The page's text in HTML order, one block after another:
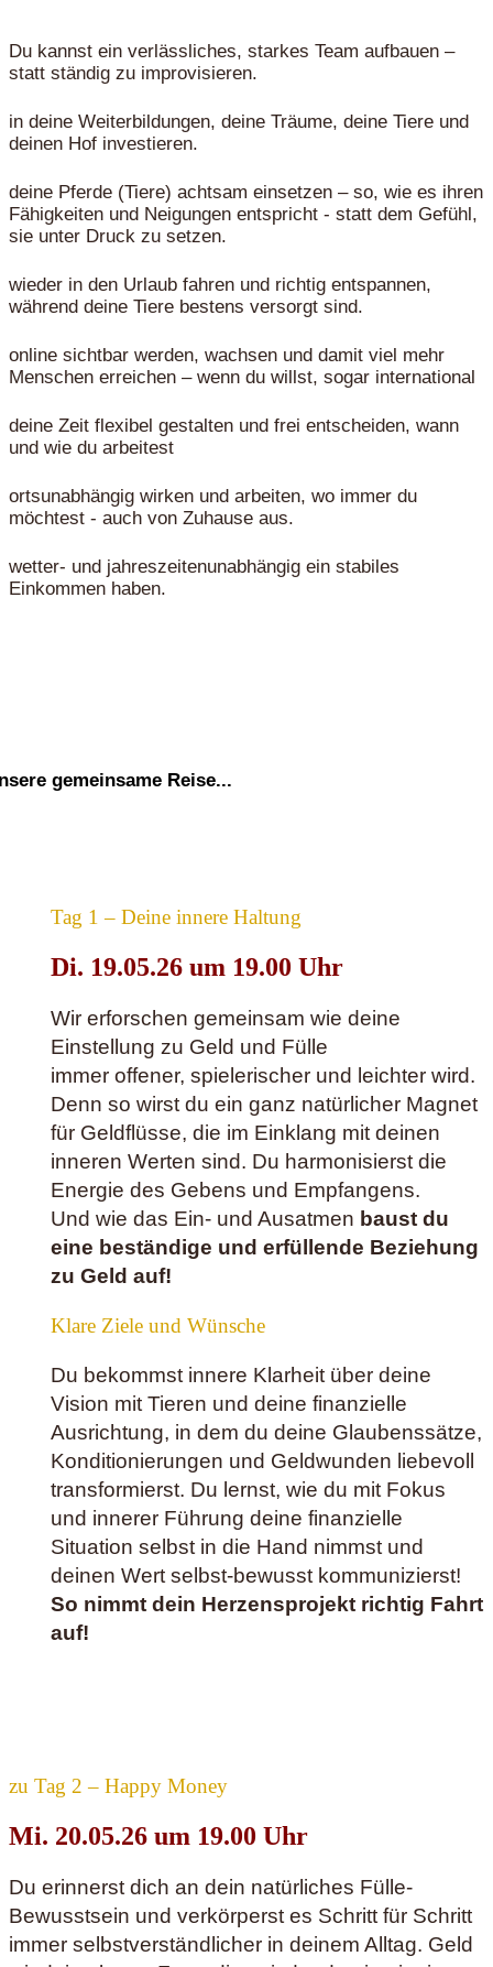
Du kannst ein verlässliches, starkes Team aufbauen –
statt ständig zu improvisieren.
in deine Weiterbildungen, deine Träume, deine Tiere und
deinen Hof investieren.
deine Pferde (Tiere) achtsam einsetzen – so, wie es ihren
Fähigkeiten und Neigungen entspricht - statt dem Gefühl,
sie unter Druck zu setzen.
wieder in den Urlaub fahren und richtig entspannen,
während deine Tiere bestens versorgt sind.
online sichtbar werden, wachsen und damit viel mehr
Menschen erreichen – wenn du willst, sogar international
deine Zeit flexibel gestalten und frei entscheiden, wann
und wie du arbeitest
ortsunabhängig wirken und arbeiten, wo immer du
möchtest - auch von Zuhause aus.
wetter- und jahreszeitenunabhängig ein stabiles
Einkommen haben.
gemeinsame Reise...
Tag 1 – Deine innere Haltung
Di. 19.05.26 um 19.00 Uhr
Wir erforschen gemeinsam wie deine
Einstellung zu Geld und Fülle
immer offener, spielerischer und leichter wird.
Denn so wirst du ein ganz natürlicher Magnet
für Geldflüsse, die im Einklang mit deinen
inneren Werten sind. Du harmonisierst die
Energie des Gebens und Empfangens.
Und wie das Ein- und Ausatmen baust du
eine beständige und erfüllende Beziehung
zu Geld auf!
Klare Ziele und Wünsche
Du bekommst innere Klarheit über deine
Vision mit Tieren und deine finanzielle
Ausrichtung, in dem du deine Glaubenssätze,
Konditionierungen und Geldwunden liebevoll
transformierst. Du lernst, wie du mit Fokus
und innerer Führung deine finanzielle
Situation selbst in die Hand nimmst und
deinen Wert selbst-bewusst kommunizierst!
So nimmt dein Herzensprojekt richtig Fahrt
auf!
zu Tag 2 – Happy Money
Mi. 20.05.26 um 19.00 Uhr
Du erinnerst dich an dein natürliches Fülle-
Bewusstsein und verkörperst es Schritt für Schritt
immer selbstverständlicher in deinem Alltag. Geld